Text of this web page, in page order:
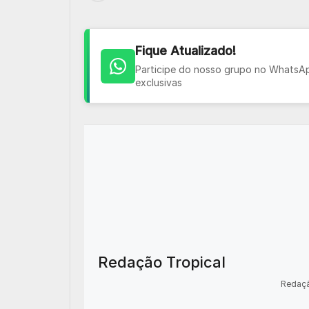
Fique Atualizado!
Participe do nosso grupo no
exclusivas
Redação Tropical